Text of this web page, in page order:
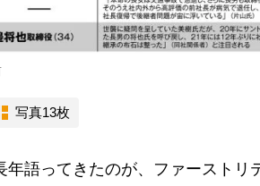
写真13枚
語ってきたのが、ファーストリ